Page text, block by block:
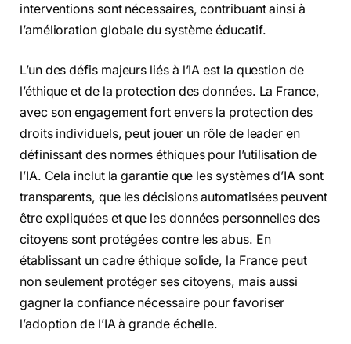
interventions sont nécessaires, contribuant ainsi à
l’amélioration globale du système éducatif.
L’un des défis majeurs liés à l’IA est la question de
l’éthique et de la protection des données. La France,
avec son engagement fort envers la protection des
droits individuels, peut jouer un rôle de leader en
définissant des normes éthiques pour l’utilisation de
l’IA. Cela inclut la garantie que les systèmes d’IA sont
transparents, que les décisions automatisées peuvent
être expliquées et que les données personnelles des
citoyens sont protégées contre les abus. En
établissant un cadre éthique solide, la France peut
non seulement protéger ses citoyens, mais aussi
gagner la confiance nécessaire pour favoriser
l’adoption de l’IA à grande échelle.